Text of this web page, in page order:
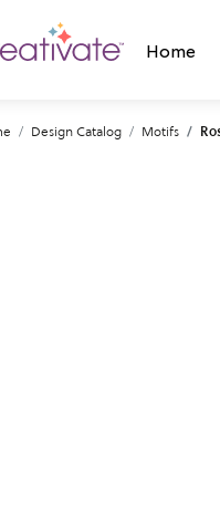
Home
Design Catalog Motifs